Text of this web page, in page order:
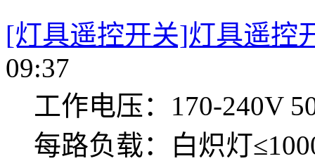
[灯具遥控开关]灯具遥控
09:37
工作电压：170-240V
每路负载：白炽灯